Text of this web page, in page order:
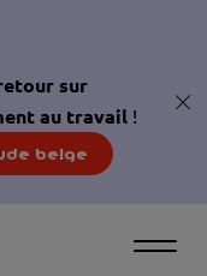
sur
au travail!
belge